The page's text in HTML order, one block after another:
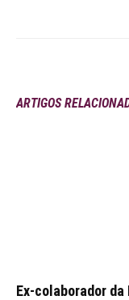
ARTIGOS
Ex-colaborador